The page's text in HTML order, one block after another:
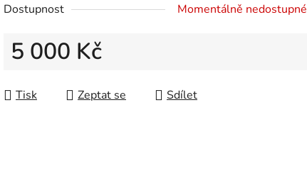
Dostupnost
Momentálně nedostupné
5 000 Kč
Tisk
Zeptat se Sdílet